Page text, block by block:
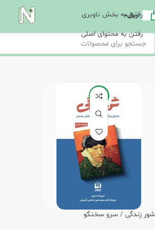
رفتن به بخش ناوبری
رفتن به محتوای اصلی
ریال0
-20%
شور زندگی‏ / سرو سخنگو